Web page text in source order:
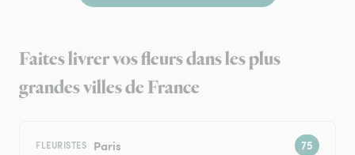
Faites livrer vos fleurs dans les plus
grandes villes de France
FLEURISTES Paris